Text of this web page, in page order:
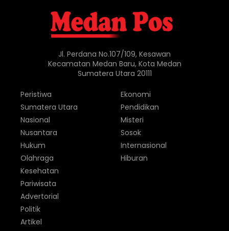
Jl. Perdana No.107/109, Kesawan
Kecamatan Medan Baru, Kota Medan
Sumatera Utara 20111
Peristiwa
Sumatera Utara
Nasional
Nusantara
Hukum
Olahraga
Ekonomi
Pendidikan
Misteri
Sosok
Internasional
Hiburan
Kesehatan
Pariwisata
Advertorial
Politik
Artikel